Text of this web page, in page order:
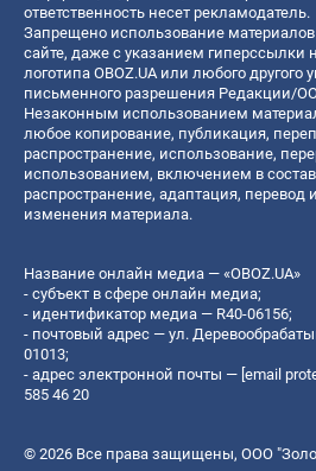
ответственность несет рекламодатель.
Запрещено использование
сайте, даже с указанием гиперссылки
логотипа OBOZ.UA или любого другого
письменного разрешения Редакции/
Незаконным использованием
любое копирование, публикация,
распространение, использование,
использованием, включением в состав
распространение, адаптация, перевод
изменения материала.
Название онлайн медиа — «OBOZ.UA»
- субъект в сфере онлайн медиа;
- идентификатор медиа — R40-06156;
- почтовый адрес — ул.
01013;
- адрес электронной почты — [email
585 46 20
© 2026 Все права защищены, ООО